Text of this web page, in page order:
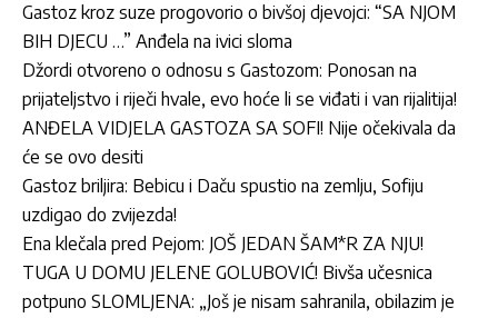
Gastoz kroz suze progovorio o bivšoj djevojci: “SA NJOM
BIH DJECU …” Anđela na ivici sloma
Džordi otvoreno o odnosu s Gastozom: Ponosan na
prijateljstvo i riječi hvale, evo hoće li se viđati i van rijalitija!
ANĐELA VIDJELA GASTOZA SA SOFI! Nije očekivala da
će se ovo desiti
Gastoz briljira: Bebicu i Daču spustio na zemlju, Sofiju
uzdigao do zvijezda!
Ena klečala pred Pejom: JOŠ JEDAN ŠAM*R ZA NJU!
TUGA U DOMU JELENE GOLUBOVIĆ! Bivša učesnica
potpuno SLOMLJENA: „Još je nisam sahranila, obilazim je